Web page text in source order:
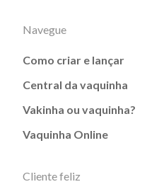
Navegue
Como criar e lançar
Central da vaquinha
Vakinha ou vaquinha?
Vaquinha Online
Cliente feliz